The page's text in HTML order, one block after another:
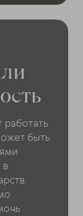
быть